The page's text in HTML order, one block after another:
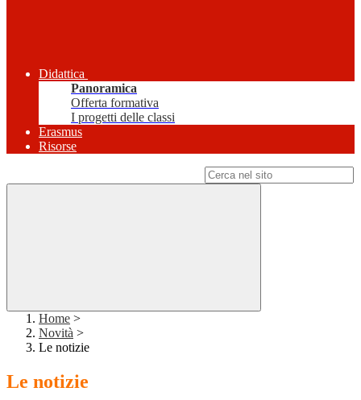
Didattica
Panoramica
Offerta formativa
I progetti delle classi
Erasmus
Risorse
Home >
Novità >
Le notizie
Le notizie